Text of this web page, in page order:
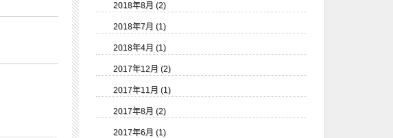
2018年8月 (2)
2018年7月 (1)
2018年4月 (1)
2017年12月 (2)
2017年11月 (1)
2017年8月 (2)
2017年6月 (1)